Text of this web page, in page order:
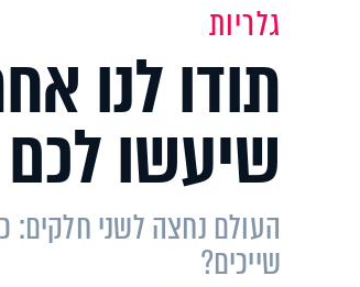
גלריות
תודו לנו
שיעשו
העולם נחצה לשני חלקים:
שייכים?